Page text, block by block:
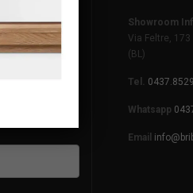
Showroom
Via Feltre,
(BL)
Tel.
Whatsapp
Email